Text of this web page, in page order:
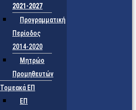
2021-2027
Προγραμματική
Περίοδος
2014-2020
Μητρώο
Προμηθευτών
Τομεακά ΕΠ
ΕΠ